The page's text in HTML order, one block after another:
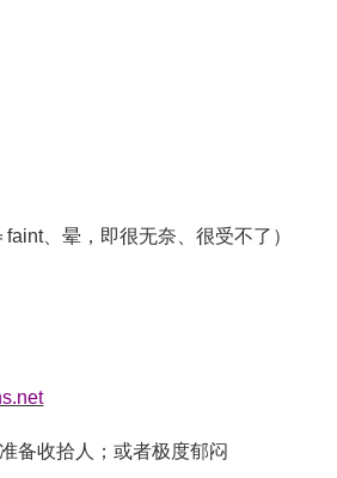
、晕，即很无奈、很受不了）
备收拾人；或者极度郁闷